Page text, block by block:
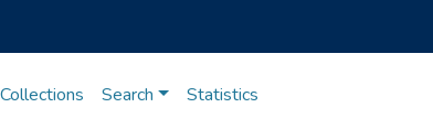
Search Statistics